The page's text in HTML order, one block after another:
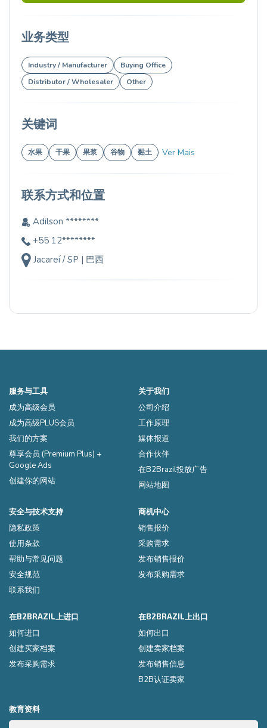
业务类型
Industry / Manufacturer
Buying Office
Distributor / Wholesaler
Other
关键词
水果 干果 果浆 谷物 黏土 Ver Mais
联系方式和位置
Adilson ********
+55 12********
Jacareí / SP | 巴西
服务与工具
成为高级会员
成为高级PLUS会员
我们的方案
尊享会员 (Premium Plus) +
Google Ads
创建你的网站
关于我们
公司介绍
工作原理
媒体报道
合作伙伴
在B2Brazil投放广告
网站地图
安全与技术支持
隐私政策
使用条款
帮助与常见问题
安全规范
联系我们
商机中心
销售报价
采购需求
发布销售报价
发布采购需求
在B2BRAZIL上进口
如何进口
创建买家档案
发布采购需求
在B2BRAZIL上出口
如何出口
创建卖家档案
发布销售信息
B2B认证卖家
教育资料